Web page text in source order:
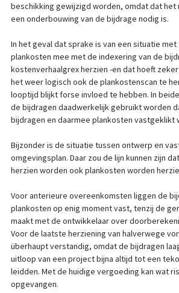
beschikking gewijzigd worden, omdat dat het
een onderbouwing van de bijdrage nodig is.
In het geval dat sprake is van een situatie
plankosten mee met de indexering van de
kostenverhaalgrex herzien -en dat hoeft
het weer logisch ook de plankostenscan te
looptijd blijkt forse invloed te hebben. In
de bijdragen daadwerkelijk gebruikt worden
bijdragen en daarmee plankosten vastgeklikt
Bijzonder is de situatie tussen ontwerp en
omgevingsplan. Daar zou de lijn kunnen zijn
herzien worden ook plankosten worden
Voor anterieure overeenkomsten liggen de
plankosten op enig moment vast, tenzij de
maakt met de ontwikkelaar over
Voor de laatste herziening van halverwege
überhaupt verstandig, omdat de bijdragen
uitloop van een project bijna altijd tot een
leidden. Met de huidige vergoeding kan wat
opgevangen.